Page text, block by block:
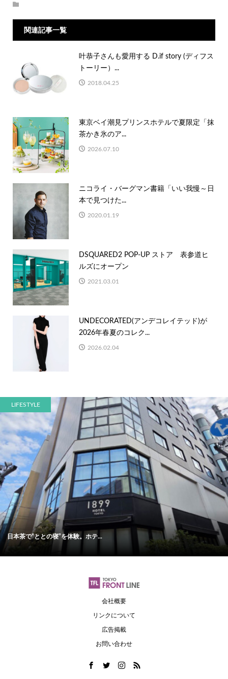
関連記事一覧
叶恭子さんも愛用する D.if story (ディフス
トーリー）...
2018.04.25
東京ベイ潮見プリンスホテルで夏限定「抹
茶かき氷のア...
2026.07.10
ニコライ・バーグマン書籍「いい我慢～日
本で見つけた...
2020.01.19
DSQUARED2 POP-UP ストア 表参道ヒ
ルズにオープン
2021.03.01
UNDECORATED(アンデコレイテッド)が
2026年春夏のコレク...
2026.02.04
LIFESTYLE
日本茶で“ととの寝”を体験。ホテ...
会社概要
リンクについて
広告掲載
お問い合わせ